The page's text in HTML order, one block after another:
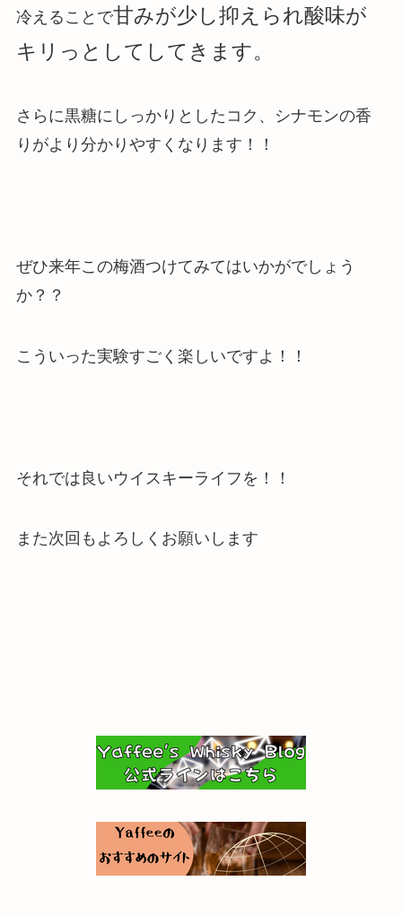
冷えることで甘みが少し抑えられ酸味が
キリっとしてしてきます。
さらに黒糖にしっかりとしたコク、シナモンの香
りがより分かりやすくなります！！
ぜひ来年この梅酒つけてみてはいかがでしょう
か？？
こういった実験すごく楽しいですよ！！
それでは良いウイスキーライフを！！
また次回もよろしくお願いします